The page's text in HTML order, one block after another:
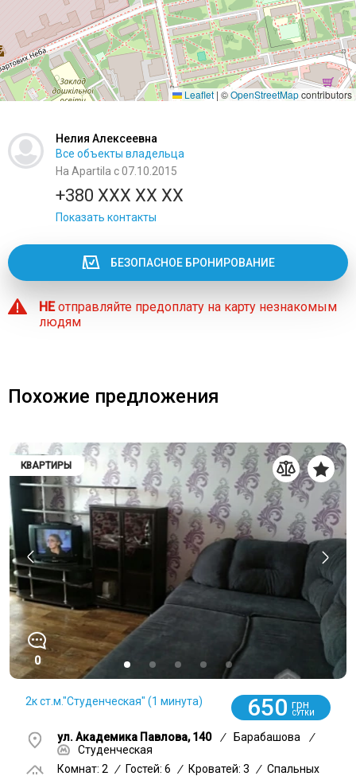
Leaflet | ©OpenStreetMapcontributors
Нелия Алексеевна
Все объекты владельца
На Apartila с 07.10.2015
+380 XXX XX XX
Показать контакты
БЕЗОПАСНОЕ БРОНИРОВАНИЕ
НЕотправляйте предоплату на карту незнакомым
людям
Похожие предложения
КВАРТИРЫ
0
2к ст.м."Студенческая" (1 минута) 650 грн
СУТКИ
ул. Академика Павлова, 140 / Барабашова
/
Студенческая
Комнат: 2
/ Гостей: 6 / Кроватей: 3 / Спальных